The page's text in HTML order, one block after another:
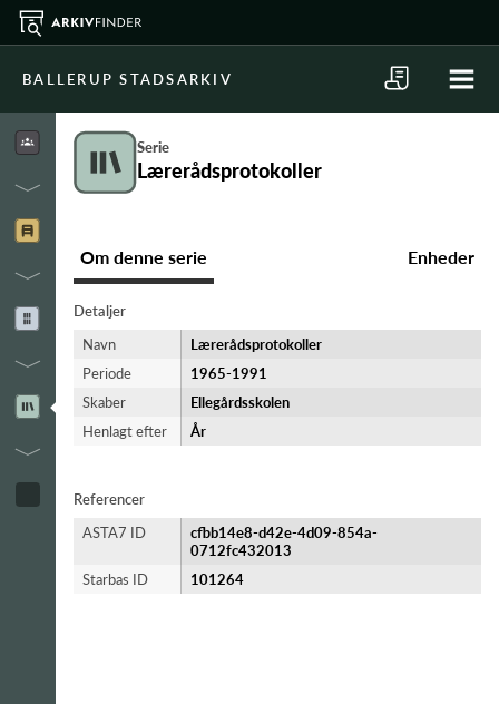
BALLERUP STADSARKIV
Serie
Lærerådsprotokoller
Om denne serie Enheder
Detaljer
Navn
Lærerådsprotokoller
Periode
1965-​1991
Skaber
Ellegårdsskolen
Henlagt efter
År
Referencer
ASTA7 ID
cfbb14e8-d42e-4d09-854a-
0712fc432013
Starbas ID
101264